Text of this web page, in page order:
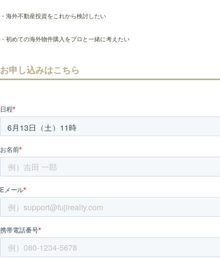
・海外不動産投資をこれから検討したい
・初めての海外物件購入をプロと一緒に考えたい
お申し込みはこちら